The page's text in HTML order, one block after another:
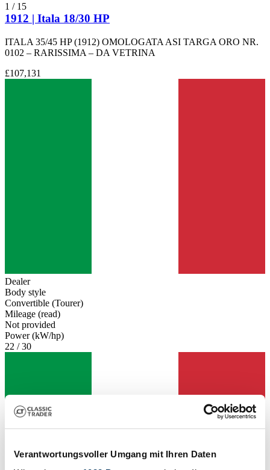
Verantwortungsvoller Umgang mit Ihren Daten
1 / 15
1912 | Itala 18/30 HP
ITALA 35/45 HP (1912) OMOLOGATA ASI TARGA ORO NR.
0102 – RARISSIMA – DA VETRINA
£107,131
Dealer
Body style
Convertible (Tourer)
Mileage (read)
Not provided
Power (kW/hp)
22 / 30